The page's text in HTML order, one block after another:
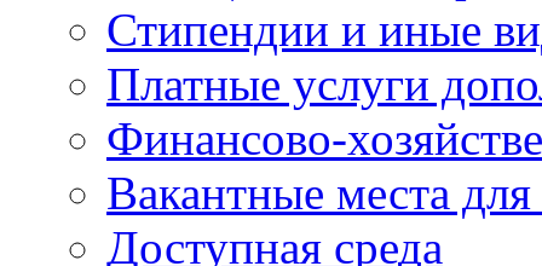
Стипендии и иные
Платные услуги
Финансово-
Вакантные места для
Доступная среда